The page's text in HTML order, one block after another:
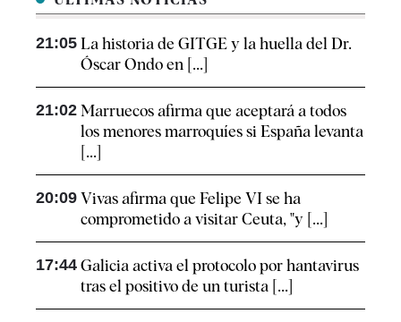
21:05 La historia de GITGE y la huella del Dr.
Óscar Ondo en [...]
21:02 Marruecos afirma que aceptará a todos
los menores marroquíes si España levanta
[...]
20:09 Vivas afirma que Felipe VI se ha
comprometido a visitar Ceuta, "y [...]
17:44 Galicia activa el protocolo por hantavirus
tras el positivo de un turista [...]